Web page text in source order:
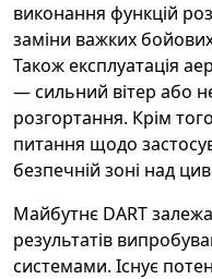
виконання функцій
заміни важких
Також експлуатація
— сильний вітер або
розгортання. Крім
питання щодо
безпечній зоні над
Майбутнє DART
результатів
системами. Існує